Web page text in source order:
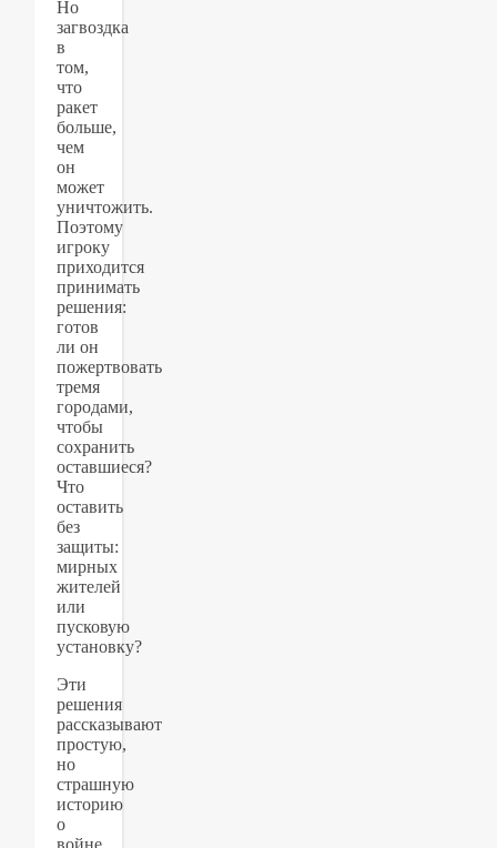
Но
загвоздка
в
том,
что
ракет
больше,
чем
он
может
уничтожить.
Поэтому
игроку
приходится
принимать
решения:
готов
ли он
пожертвовать
тремя
городами,
чтобы
сохранить
оставшиеся?
Что
оставить
без
защиты:
мирных
жителей
или
пусковую
установку?
Эти
решения
рассказывают
простую,
но
страшную
историю
о
войне,